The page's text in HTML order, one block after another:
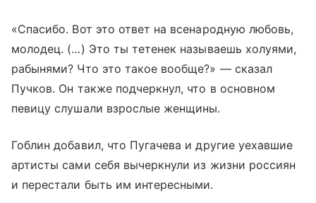
«Спасибо. Вот это ответ на всенародную любовь,
молодец. (…) Это ты тетенек называешь холуями,
рабынями? Что это такое вообще?» — сказал
Пучков. Он также подчеркнул, что в основном
певицу слушали взрослые женщины.
Гоблин добавил, что Пугачева и другие уехавшие
артисты сами себя вычеркнули из жизни россиян
и перестали быть им интересными.